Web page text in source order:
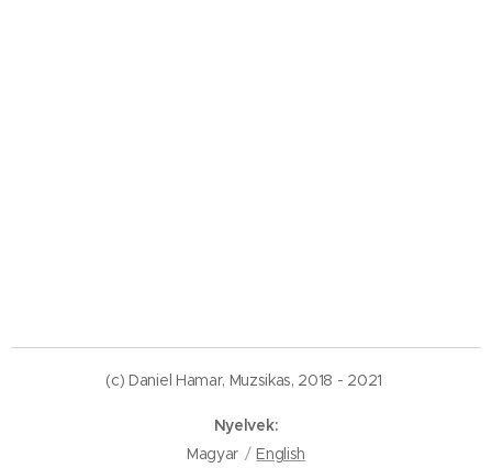
(c) Daniel Hamar, Muzsikas, 2018 - 2021
Nyelvek
Magyar
English